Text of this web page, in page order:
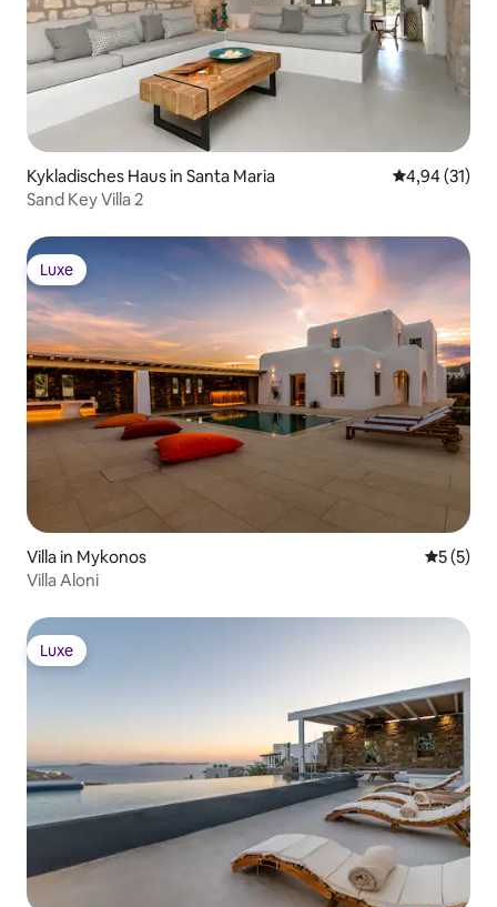
Kykladisches Haus in Santa Maria
4,94 (31)
Sand Key Villa 2
Luxe
Luxe
Villa in Mykonos
5 (5)
Villa Aloni
Luxe
Luxe